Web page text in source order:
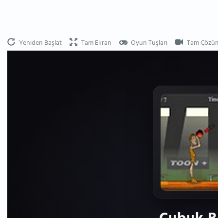
Yeniden Başlat Tam Ekran Oyun Tuşları Tam